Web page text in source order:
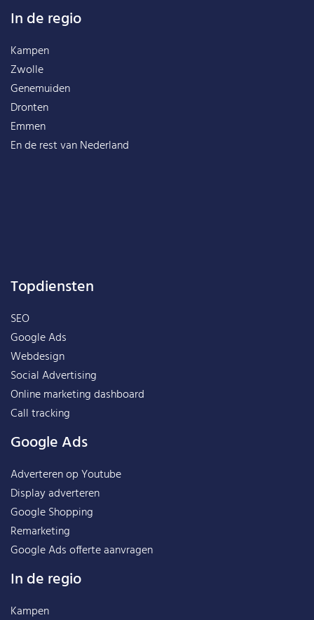
In de regio
Kampen
Zwolle
Genemuiden
Dronten
Emmen
En de rest vanNederland
Topdiensten
SEO
Google Ads
Webdesign
Social Advertising
Online marketing dashboard
Call tracking
Google Ads
Adverteren op Youtube
Display adverteren
Google Shopping
Remarketing
Google Ads offerte aanvragen
In de regio
Kampen